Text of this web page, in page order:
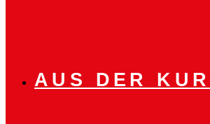
AUS DER